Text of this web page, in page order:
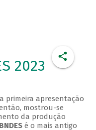
2023
primeira apresentação
mostrou-se
da produção
é o mais antigo